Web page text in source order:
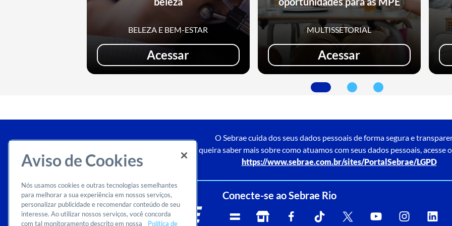
BELEZA E BEM-ESTAR
Acessar
MULTISSETORIAL
Acessar
O Sebrae cuida dos seus dados pessoais de forma segura e
Caso queira saber mais sobre como atuamos com seus dados pessoais, acesse
https://www.sebrae.com.br/sites/PortalSebrae/LGPD
Conecte-se ao Sebrae Rio
Aviso de Cookies
Nós usamos cookies e outras tecnologias semelhantes
para melhorar a sua experiência em nossos serviços,
personalizar publicidade e recomendar conteúdo de seu
interesse. Ao utilizar nossos serviços, você concorda
com tal monitoramento descrito em nossa
Política de